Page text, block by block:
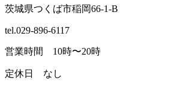
茨城県つくば市稲岡66-1-B
tel.029-896-6117
営業時間 10時〜20時
定休日 なし